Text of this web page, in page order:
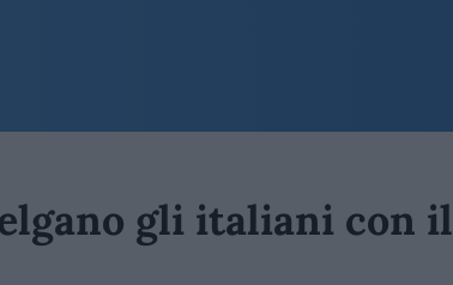
gli italiani con il